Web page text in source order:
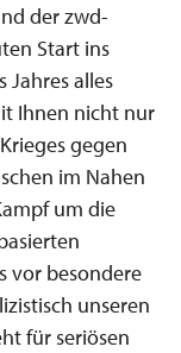
der zwd-
Start ins
Jahres alles
Ihnen nicht nur
gegen
im Nahen
um die
vor besondere
unseren
für seriösen